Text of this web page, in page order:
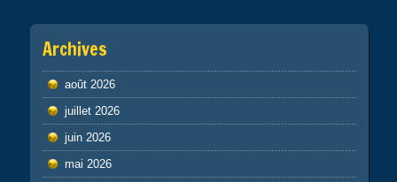
Archives
août 2026
juillet 2026
juin 2026
mai 2026